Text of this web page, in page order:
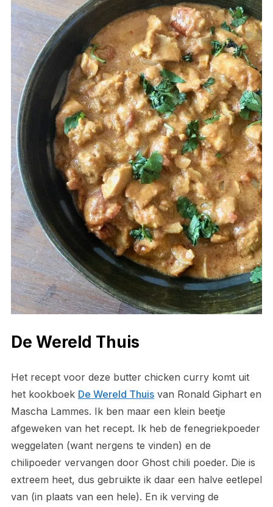
De Wereld Thuis
Het recept voor deze butter chicken curry komt uit
het kookboek De Wereld Thuisvan Ronald Giphart en
Mascha Lammes. Ik ben maar een klein beetje
afgeweken van het recept. Ik heb de fenegriekpoeder
weggelaten (want nergens te vinden) en de
chilipoeder vervangen door Ghost chili poeder. Die is
extreem heet, dus gebruikte ik daar een halve eetlepel
van (in plaats van een hele). En ik verving de